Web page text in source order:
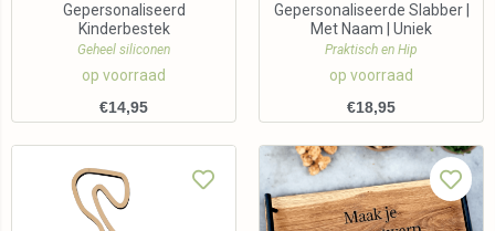
Gepersonaliseerd
Kinderbestek
Geheel siliconen
op voorraad
€14,95
Gepersonaliseerde Slabber |
Met Naam | Uniek
Praktisch en Hip
op voorraad
€18,95